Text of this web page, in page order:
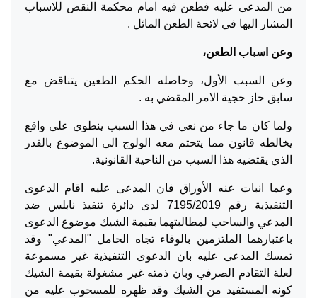
من المدعى عليه فطعن فيه امام محكمة النقض للاسباب
المشار اليها في لائحة الطعن الماثل .
وعن اسباب الطعن،
وعن السبب الأول، وحاصله الحكم الطعين يتناقض مع
سابق حاز حجية الامر المقضي به .
ولما كان ما جاء من نعي في هذا السبب ينطوي على واقع
يخالطه قانون مما يتحتم معه الولوج الى الموضوع بالقدر
الذي يقتضيه هذا السبب من الناحية القانونية.
وعما انبات عنه الأوراق فان المدعى عليه اقام الدعوى
التنفيذية رقم 7195/2019 لدى دائرة تنفيذ نابلس ضد
المدعي والساحب لمطالبتهما بقيمة الشيك موضوع الدعوى
باعتبارهما الملتزمين بالوفاء تجاه الحامل "المدعي" وقد
تمسك المدعى عليه بان الدعوى التنفيذية غير مسموعة
لعلة التقادم الصرفي وبان ذمته غير مشغولة بقيمة الشيك
كونه المستفيد من الشيك وقد ظهره للمسحوب عليه من